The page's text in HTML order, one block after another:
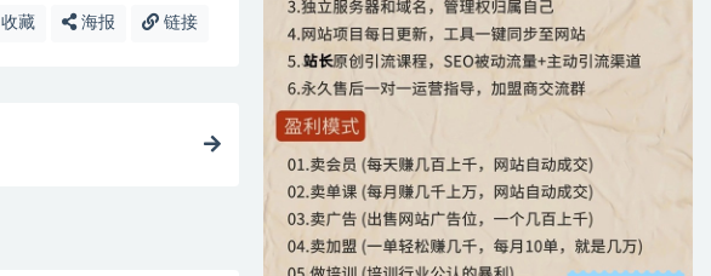
收藏 海报 链接